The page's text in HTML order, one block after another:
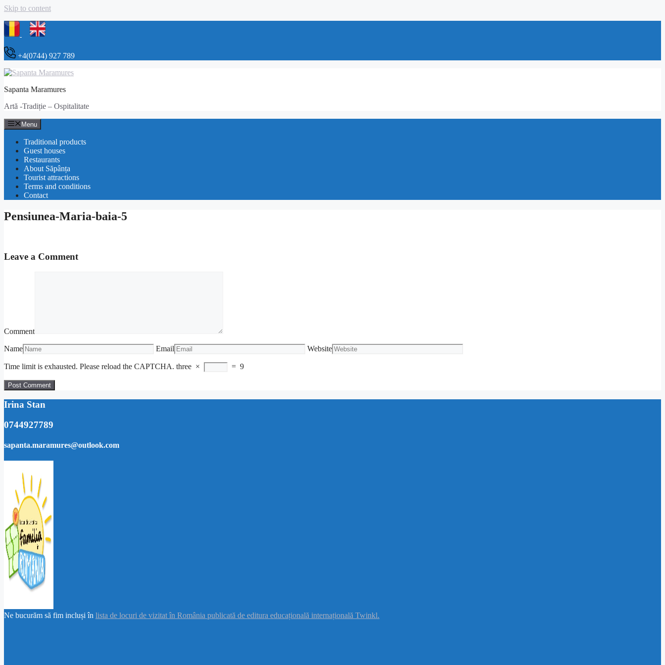
Skip to content
+4(0744) 927 789
Sapanta Maramures
Artă -Tradiție – Ospitalitate
Menu
Traditional products
Guest houses
Restaurants
About Săpânța
Tourist attractions
Terms and conditions
Contact
Pensiunea-Maria-baia-5
Leave a Comment
Comment
Name Email Website
Time limit is exhausted. Please reload the CAPTCHA. three × = 9
Irina Stan
0744927789
sapanta.maramures@outlook.com
Ne bucurăm să fim incluși în lista de locuri de vizitat în România publicată de editura educațională internațională Twinkl.